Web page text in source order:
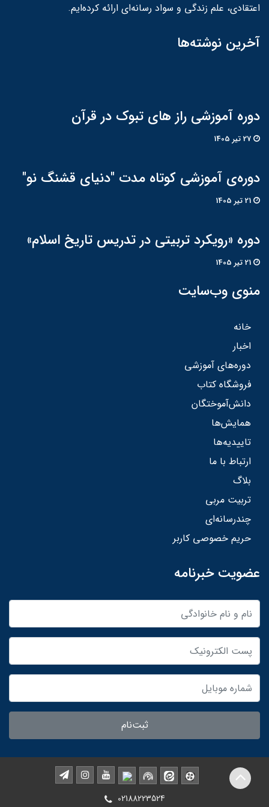
اعتقادی، علم زندگی و سواد رسانه‌ای ارائه کرده‌ایم.
آخرین نوشته‌ها
دوره آموزشی راز های تبوک در قرآن
دوره‌ی آموزشی کوتاه مدت "دنیای قشنگ نو"
دوره «رویکرد تربیتی در تدریس تاریخ اسلام»
منوی وب‌سایت
خانه
اخبار
دوره‌های آموزشی
فروشگاه کتاب
دانش‌آموختگان
همایش‌ها
تاییدیه‌ها
ارتباط با ما
بلاگ
تربیت مربی
چندرسانه‌ای
حریم خصوصی کاربر
عضویت خبرنامه
ثبت‌نام
02188223524